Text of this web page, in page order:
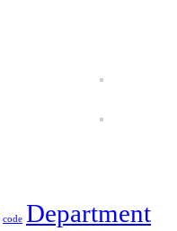
code Department